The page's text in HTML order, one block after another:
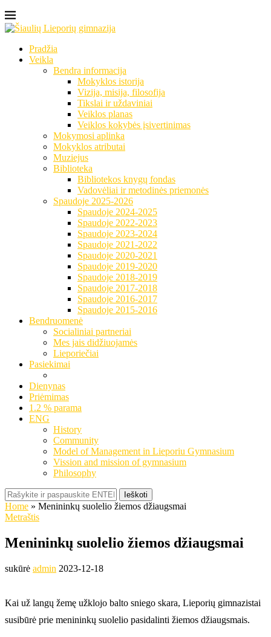
Pradžia
Veikla
Bendra informacija
Mokyklos istorija
Vizija, misija, filosofija
Tikslai ir uždaviniai
Veiklos planas
Veiklos kokybės įsivertinimas
Mokymosi aplinka
Mokyklos atributai
Muziejus
Biblioteka
Bibliotekos knygų fondas
Vadovėliai ir metodinės priemonės
Spaudoje 2025-2026
Spaudoje 2024-2025
Spaudoje 2022-2023
Spaudoje 2023-2024
Spaudoje 2021-2022
Spaudoje 2020-2021
Spaudoje 2019-2020
Spaudoje 2018-2019
Spaudoje 2017-2018
Spaudoje 2016-2017
Spaudoje 2015-2016
Bendruomenė
Socialiniai partneriai
Mes jais didžiuojamės
Lieporiečiai
Pasiekimai
Dienynas
Priėmimas
1.2 % parama
ENG
History
Community
Model of Management in Lieporiu Gymnasium
Vission and mission of gymnasium
Philosophy
Ieškoti
Home » Menininkų suolelio žiemos džiaugsmai
Metraštis
Menininkų suolelio žiemos džiaugsmai
sukūrė admin 2023-12-18
Kai už langų žemę užklojo balto sniego skara, Lieporių gimnazistai
susibūrė prie menininkų suolelio pasidalinti žiemos džiaugsmais.